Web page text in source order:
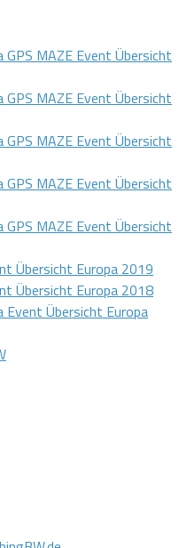
GPS MAZE Event Übersicht
GPS MAZE Event Übersicht
GPS MAZE Event Übersicht
GPS MAZE Event Übersicht
GPS MAZE Event Übersicht
Übersicht Europa 2019
Übersicht Europa 2018
Event Übersicht Europa